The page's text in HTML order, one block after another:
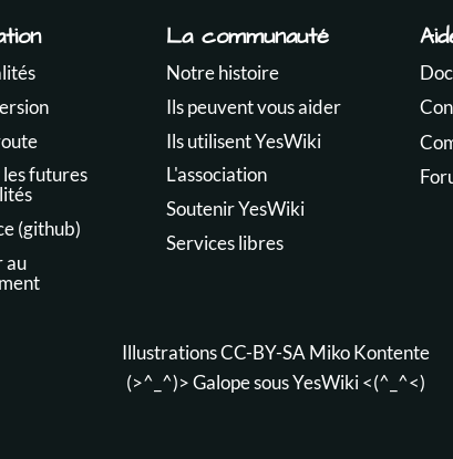
futures
(github)
au
La communauté
Notre histoire
Ils peuvent vous aider
Ils utilisent YesWiki
L'association
Soutenir YesWiki
Services libres
Illustrations CC-BY-SA Miko Kontente
(>^_^)> Galope sousYesWiki<(^_^<)